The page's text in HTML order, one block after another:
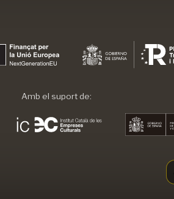
Amb el suport de: